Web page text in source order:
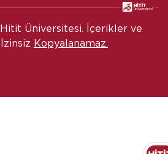
Üniversitesi. İçerikler ve
Kopyalanamaz.